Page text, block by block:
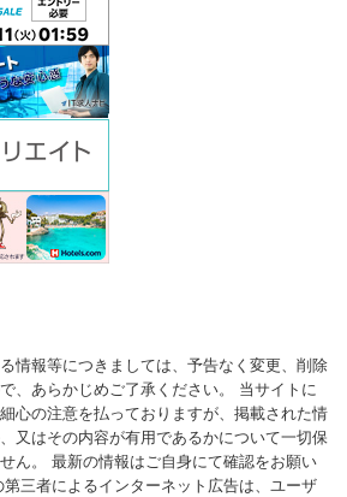
情報等につきましては、予告なく変更、削除
、あらかじめご了承ください。 当サイトに
心の注意を払っておりますが、掲載された情
又はその内容が有用であるかについて一切保
ん。 最新の情報はご自身にて確認をお願い
三者によるインターネット広告は、ユーザ